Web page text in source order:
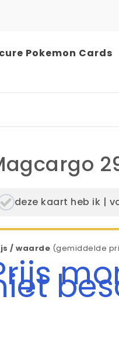
Pokemon Cards
deze kaart heb ik |
/ waarde (gemiddelde